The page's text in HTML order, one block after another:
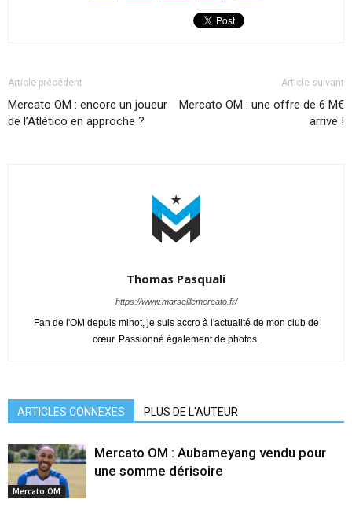
Article précédent
Mercato OM : encore un joueur
de l’Atlético en approche ?
Article suivant
Mercato OM : une offre de 6 M€
arrive !
Thomas Pasquali
https://www.marseillemercato.fr/
Fan de l'OM depuis minot, je suis accro à l'actualité de mon club de
cœur. Passionné également de photos.
ARTICLES CONNEXES PLUS DE L'AUTEUR
Mercato OM
Mercato OM : Aubameyang vendu pour
une somme dérisoire